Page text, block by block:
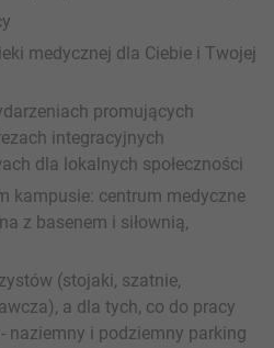
medycznej dla Ciebie i Twojej
promujących
integracyjnych
dla lokalnych społeczności
kampusie: centrum medyczne
z basenem i siłownią,
(stojaki, szatnie,
a dla tych, co do pracy
naziemny i podziemny parking